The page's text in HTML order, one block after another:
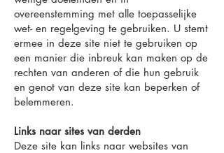
overeenstemming met alle toepasselijke
wet- en regelgeving te gebruiken. U stemt
ermee in deze site niet te gebruiken op
een manier die inbreuk kan maken op de
rechten van anderen of die hun gebruik
en genot van deze site kan beperken of
belemmeren.
Links naar sites van derden
Deze site kan links naar websites van